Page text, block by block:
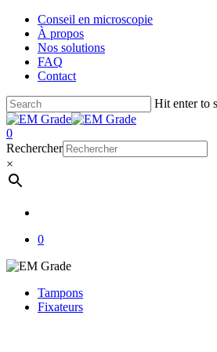
Skip
main
content
Conseil en microscopie
À propos
Nos solutions
FAQ
Contact
Hit enter to
Close
Search
account
0
Menu
Rechercher
×
0
Tampons
Fixateurs